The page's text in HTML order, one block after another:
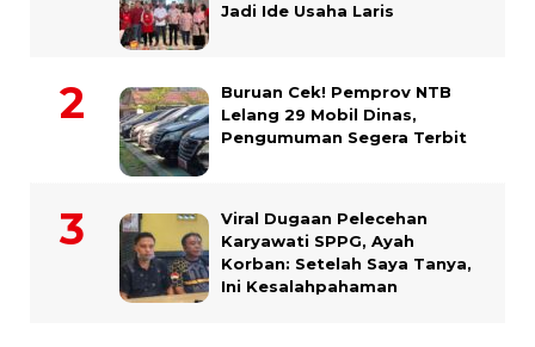
Jadi Ide Usaha Laris
Buruan Cek! Pemprov NTB
Lelang 29 Mobil Dinas,
Pengumuman Segera Terbit
Viral Dugaan Pelecehan
Karyawati SPPG, Ayah
Korban: Setelah Saya Tanya,
Ini Kesalahpahaman